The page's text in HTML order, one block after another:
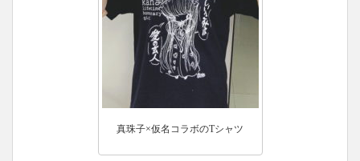
真珠子×仮名コラボのTシャツ